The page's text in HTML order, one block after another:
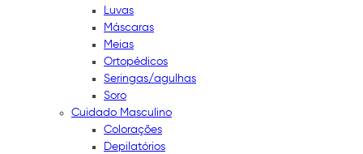
Luvas
Máscaras
Meias
Ortopédicos
Seringas/agulhas
Soro
Cuidado Masculino
Colorações
Depilatórios